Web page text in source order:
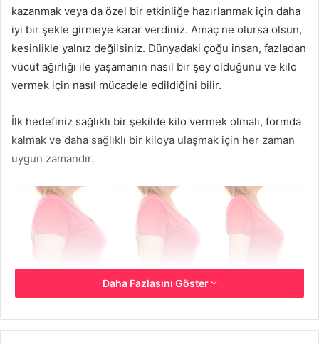
kazanmak veya da özel bir etkinliğe hazırlanmak için daha
iyi bir şekle girmeye karar verdiniz. Amaç ne olursa olsun,
kesinlikle yalnız değilsiniz. Dünyadaki çoğu insan, fazladan
vücut ağırlığı ile yaşamanın nasıl bir şey olduğunu ve kilo
vermek için nasıl mücadele edildiğini bilir.
İlk hedefiniz sağlıklı bir şekilde kilo vermek olmalı, formda
kalmak ve daha sağlıklı bir kiloya ulaşmak için her zaman
uygun zamandır.
Daha Fazlasını Göster